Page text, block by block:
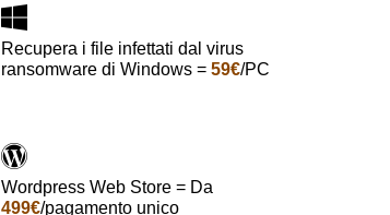
Recupera i file infettati dal virus
ransomware di Windows = 59€/PC
Wordpress Web Store = Da
499€/pagamento unico